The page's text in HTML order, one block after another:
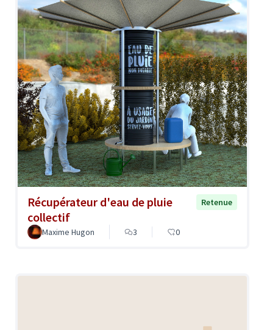
Récupérateur d'eau de pluie
collectif
Retenue
Maxime Hugon 3 0